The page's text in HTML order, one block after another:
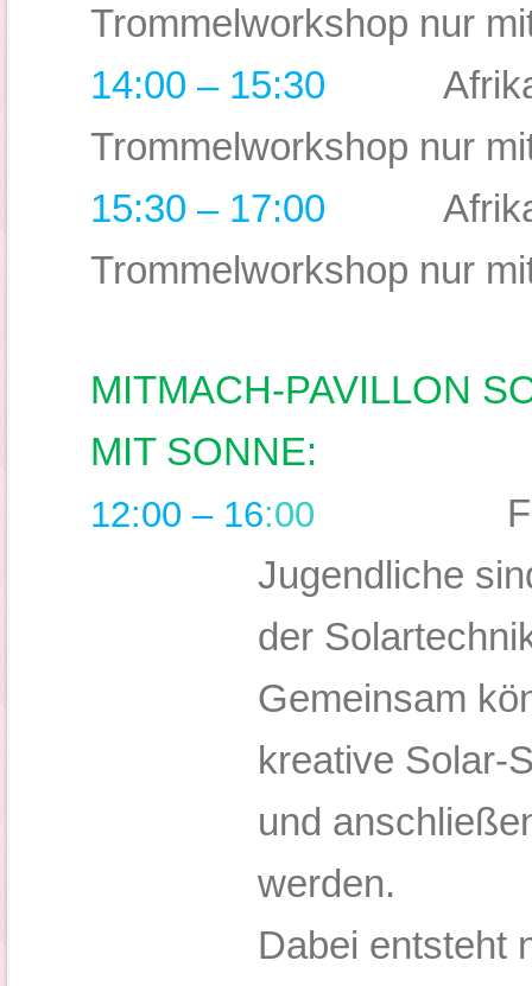
Trommelworkshop nur
14:00 – 15:30
Trommelworkshop nur
15:30 – 17:00
Trommelworkshop nur
MITMACH-PAVILLON
MIT SONNE:
12:00 – 16:00
Jugendliche
der
Gemeinsam
kreative Solar-
und
werden.
Dabei entsteht